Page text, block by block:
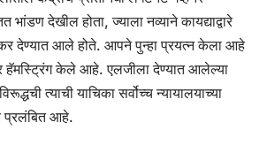
भांडण देखील होता, ज्याला नव्याने कायद्याद्वारे
देण्यात आले होते. आपने पुन्हा प्रयत्न केला आहे
हॅमस्ट्रिंग केले आहे. एलजीला देण्यात आलेल्या
त्याची याचिका सर्वोच्च न्यायालयाच्या
प्रलंबित आहे.